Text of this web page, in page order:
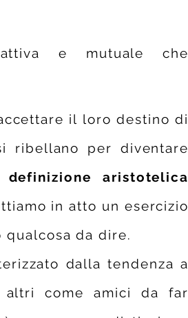
e mutuale che
il loro destino di
ribellano per diventare
definizione aristotelica
in atto un esercizio
da dire.
dalla tendenza a
altri come amici da far